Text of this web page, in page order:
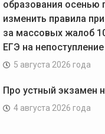
образования осенью
изменить правила
за массовых жалоб
ЕГЭ на непоступление
5 августа 2026 года
Про устный экзамен
4 августа 2026 года